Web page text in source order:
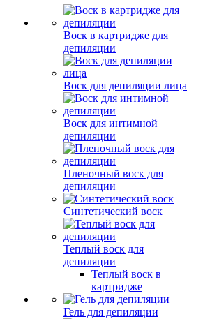
Воск в картридже для
депиляции
Воск для депиляции лица
Воск для интимной
депиляции
Пленочный воск для
депиляции
Синтетический воск
Теплый воск для
депиляции
Теплый воск в
картридже
Гель для депиляции